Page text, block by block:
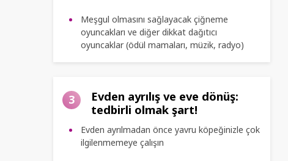
Meşgul olmasını sağlayacak çiğneme
oyuncakları ve diğer dikkat dağıtıcı
oyuncaklar (ödül mamaları, müzik, radyo)
3
Evden ayrılış ve eve dönüş:
tedbirli olmak şart!
Evden ayrılmadan önce yavru köpeğinizle çok
ilgilenmemeye çalışın